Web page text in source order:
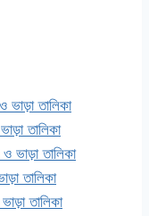
ভাড়া তালিকা
তালিকা
ও ভাড়া তালিকা
তালিকা
তালিকা